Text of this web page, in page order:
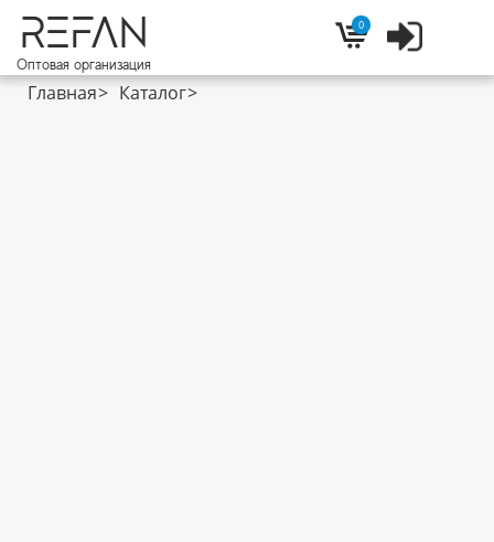
REFAN
Оптовая организация
Корзина
0 Войти
Главная Каталог